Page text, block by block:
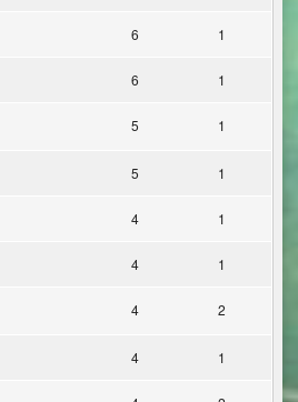
6 1
6 1
5 1
5 1
4 1
4 1
4 2
4 1